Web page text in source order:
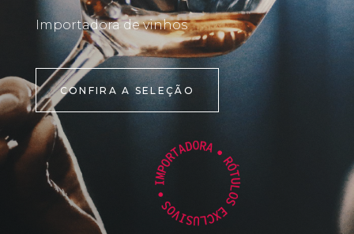
Importadora de vinhos
CONFIRA A SELEÇÃO